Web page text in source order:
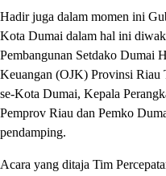
Hadir juga dalam momen ini
Kota Dumai dalam hal ini
Pembangunan Setdako Dumai
Keuangan (OJK) Provinsi Riau
se-Kota Dumai, Kepala
Pemprov Riau dan Pemko
pendamping.
Acara yang ditaja Tim